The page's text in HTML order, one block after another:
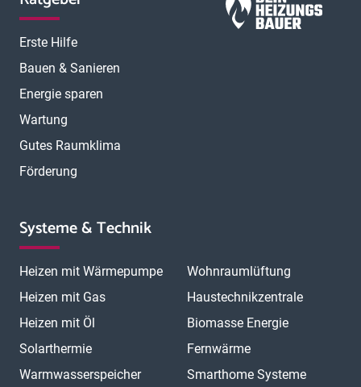
Erste Hilfe
Bauen & Sanieren
Energie sparen
Wartung
Gutes Raumklima
Förderung
Systeme & Technik
Heizen mit Wärmepumpe
Heizen mit Gas
Heizen mit Öl
Solarthermie
Warmwasserspeicher
Wohnraumlüftung
Haustechnikzentrale
Biomasse Energie
Fernwärme
Smarthome Systeme